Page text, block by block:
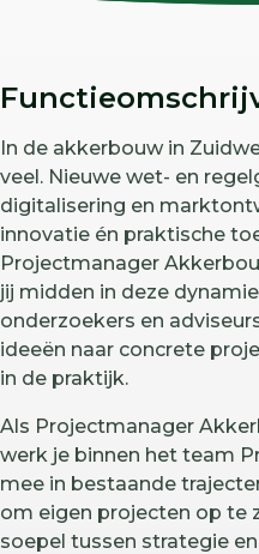
In de akkerbouw in
veel. Nieuwe wet- en
digitalisering en
innovatie én praktische
Projectmanager
jij midden in deze
onderzoekers en
ideeën naar concrete
in de praktijk.
Als Projectmanager
werk je binnen het team
mee in bestaande
om eigen projecten op te
soepel tussen strategie